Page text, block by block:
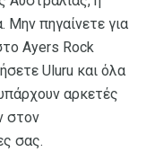
Μην πηγαίνετε για
Ayers Rock
Uluru και όλα
αρκετές
στον
σας.